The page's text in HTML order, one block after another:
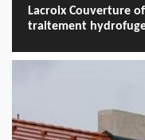
Lacroix Couverture
traitement